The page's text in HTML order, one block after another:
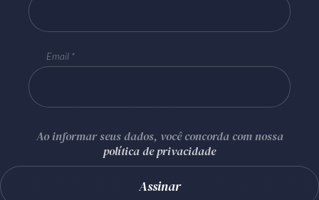
Email
Ao informar seus dados, você concorda com nossa
política de privacidade